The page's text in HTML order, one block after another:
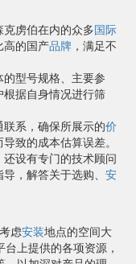
克虏伯在内的众多国际
高的国产品牌 ，满足不
的型号规格、主要参
据自身情况进行筛
联系，确保所展示的价
致的成本估算误差。
还设有专门的技术顾问
，解答关于选购、 安
虑安装地点的空间大
上提供的各项资源，